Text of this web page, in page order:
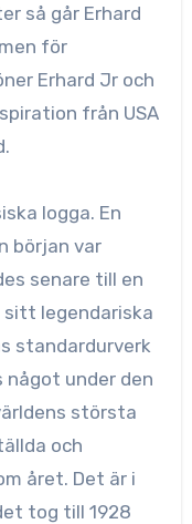
så går Erhard
för
Erhard Jr och
från USA
logga. En
början var
senare till en
sitt legendariska
standardurverk
under den
största
och
året. Det är i
tog till 1928